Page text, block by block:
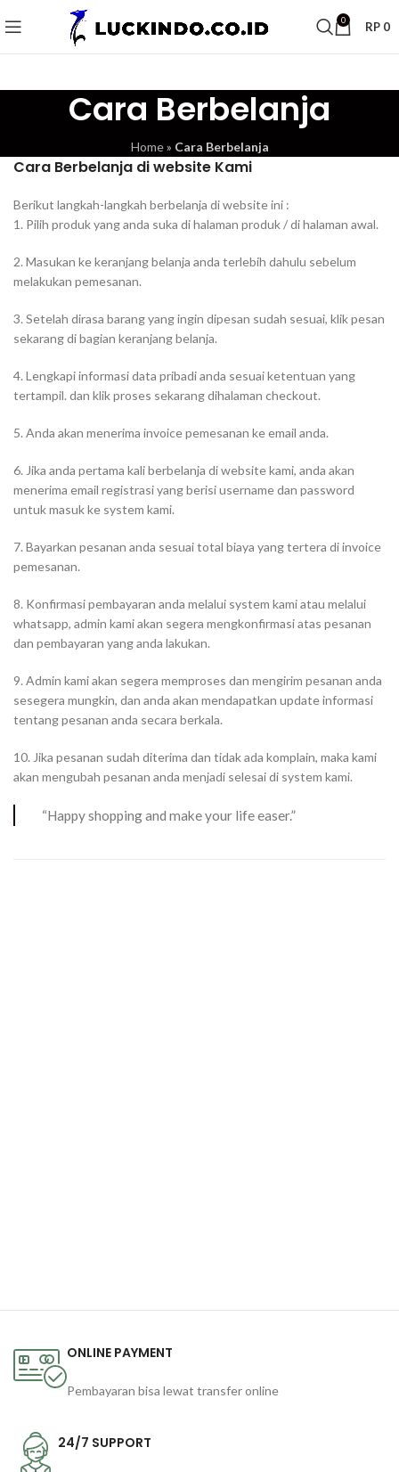
0 RP 0
Cara Berbelanja
Home» Cara Berbelanja
Cara Berbelanja di website Kami
Berikut langkah-langkah berbelanja di website ini :
1. Pilih produk yang anda suka di halaman produk / di halaman awal.
2. Masukan ke keranjang belanja anda terlebih dahulu sebelum
melakukan pemesanan.
3. Setelah dirasa barang yang ingin dipesan sudah sesuai, klik pesan
sekarang di bagian keranjang belanja.
4. Lengkapi informasi data pribadi anda sesuai ketentuan yang
tertampil. dan klik proses sekarang dihalaman checkout.
5. Anda akan menerima invoice pemesanan ke email anda.
6. Jika anda pertama kali berbelanja di website kami, anda akan
menerima email registrasi yang berisi username dan password
untuk masuk ke system kami.
7. Bayarkan pesanan anda sesuai total biaya yang tertera di invoice
pemesanan.
8. Konfirmasi pembayaran anda melalui system kami atau melalui
whatsapp, admin kami akan segera mengkonfirmasi atas pesanan
dan pembayaran yang anda lakukan.
9. Admin kami akan segera memproses dan mengirim pesanan anda
sesegera mungkin, dan anda akan mendapatkan update informasi
tentang pesanan anda secara berkala.
10. Jika pesanan sudah diterima dan tidak ada komplain, maka kami
akan mengubah pesanan anda menjadi selesai di system kami.
“Happy shopping and make your life easer.”
ONLINE PAYMENT
Pembayaran bisa lewat transfer online
24/7 SUPPORT